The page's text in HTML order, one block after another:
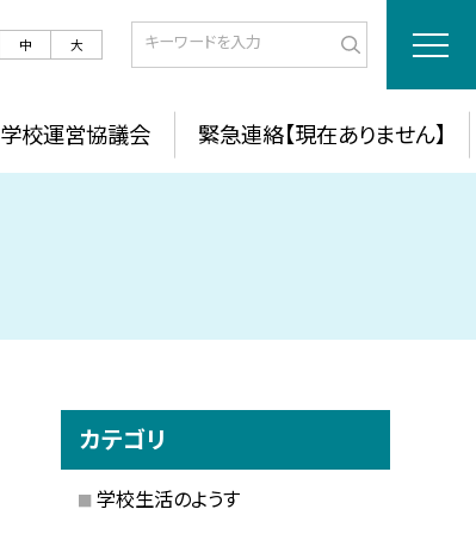
中 大
学校運営協議会 緊急連絡【現在ありません】
カテゴリ
学校生活のようす